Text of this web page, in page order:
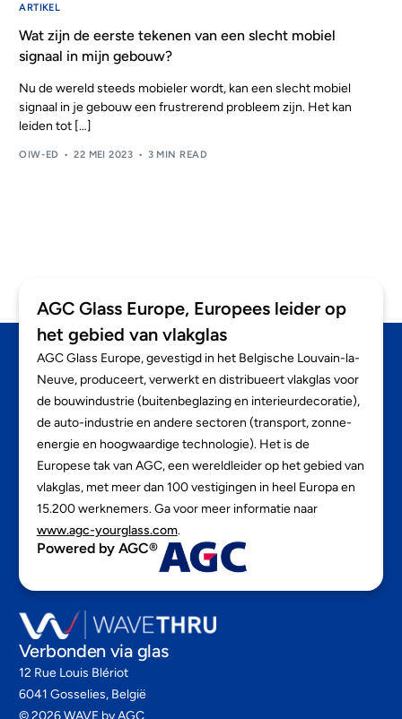
ARTIKEL
Wat zijn de eerste tekenen van een slecht mobiel
signaal in mijn gebouw?
Nu de wereld steeds mobieler wordt, kan een slecht mobiel
signaal in je gebouw een frustrerend probleem zijn. Het kan
leiden tot […]
OIW-ED 22 MEI 2023 3 MIN READ
AGC Glass Europe, Europees leider op
het gebied van vlakglas
AGC Glass Europe, gevestigd in het Belgische Louvain-la-
Neuve, produceert, verwerkt en distribueert vlakglas voor
de bouwindustrie (buitenbeglazing en interieurdecoratie),
de auto-industrie en andere sectoren (transport, zonne-
energie en hoogwaardige technologie). Het is de
Europese tak van AGC, een wereldleider op het gebied van
vlakglas, met meer dan 100 vestigingen in heel Europa en
15.200 werknemers. Ga voor meer informatie naar
www.agc-yourglass.com.
Powered by AGC®
Verbonden via glas
12 Rue Louis Blériot
6041 Gosselies, België
©2026WAVE by AGC